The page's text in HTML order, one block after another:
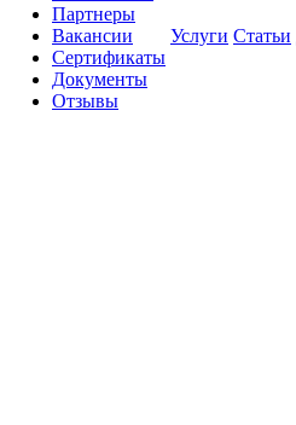
Партнеры
Вакансии
Сертификаты
Документы
Отзывы
Услуги Статьи